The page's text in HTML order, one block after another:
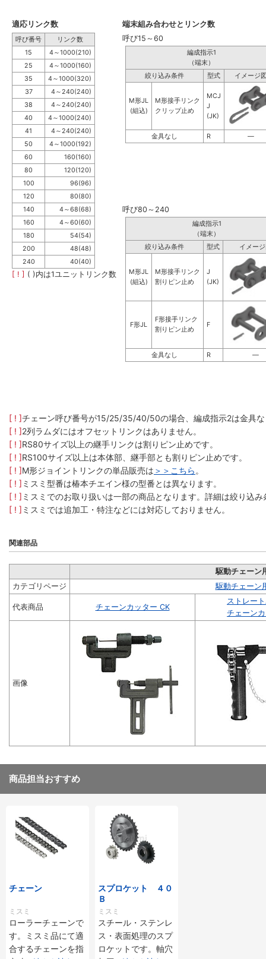
適応リンク数 端末組み合わせとリンク数
呼び番号
リンク数
15
4～1000(210)
25
4～1000(160)
35
4～1000(320)
37
4～240(240)
38
4～240(240)
40
4～1000(240)
41
4～240(240)
50
4～1000(192)
60
160(160)
80
120(120)
100
96(96)
120
80(80)
140
4～68(68)
160
4～60(60)
180
54(54)
200
48(48)
240
40(40)
[ ! ] ( )内は1ユニットリンク数
呼び15～60
編成指示1
（端末）
絞り込み条件
型式 イメージ
M形JL
(組込)
M形接手リンク
クリップ止め
MCJ
J
(JK)
金具なし R ―
呼び80～240
編成指示1
（端末）
絞り込み条件
型式 イメー
M形JL
(組込)
M形接手リンク
割りピン止め
J
(JK)
F形JL
F形接手リンク
割りピン止め
F
金具なし R ―
[ ! ]チェーン呼び番号が15/25/35/40/50の場合、編成指示2は金具
[ ! ]2列ラムダにはオフセットリンクはありません。
[ ! ]RS80サイズ以上の継手リンクは割りピン止めです。
[ ! ]RS100サイズ以上は本体部、継手部とも割りピン止めです。
[ ! ]M形ジョイントリンクの単品販売は ＞＞こちら 。
[ ! ] ミスミ型番は椿本チエイン様の型番とは異なります。
[ ! ] ミスミでのお取り扱いは一部の商品となります。詳細は絞り込
[ ! ] ミスミでは追加工・特注などには対応しておりません。
関連部品
駆動チェーン
カテゴリページ
駆動チェーン
代表商品 チェーンカッター CK
ストレー
チェーン
画像
商品担当おすすめ
チェーン
ミスミ
ローラーチェーンで
す。ミスミ品にて適
合するチェーンを指
スプロケット ４０
Ｂ
ミスミ
スチール・ステンレ
ス・表面処理のスプ
ロケットです。軸穴